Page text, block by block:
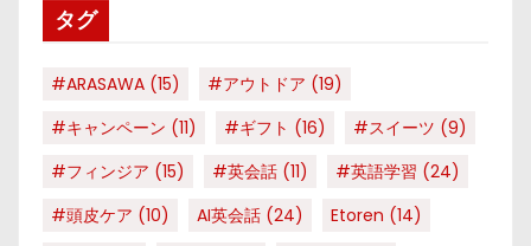
ータグ
#ARASAWA (15) #アウトドア (19)
#キャンペーン (11) #ギフト (16) #スイーツ (9)
#フィンジア (15) #英会話 (11) #英語学習 (24)
#頭皮ケア (10) AI英会話 (24) Etoren (14)